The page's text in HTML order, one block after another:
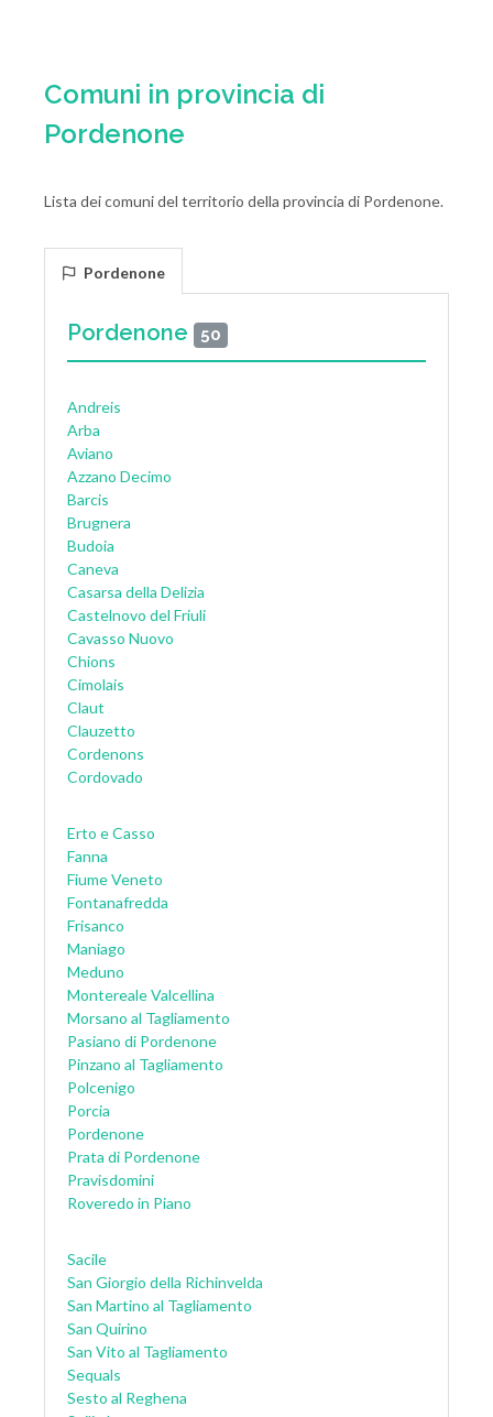
Comuni in provincia di
Pordenone
Lista dei comuni del territorio della provincia di Pordenone.
Pordenone
Pordenone 50
Andreis
Arba
Aviano
Azzano Decimo
Barcis
Brugnera
Budoia
Caneva
Casarsa della Delizia
Castelnovo del Friuli
Cavasso Nuovo
Chions
Cimolais
Claut
Clauzetto
Cordenons
Cordovado
Erto e Casso
Fanna
Fiume Veneto
Fontanafredda
Frisanco
Maniago
Meduno
Montereale Valcellina
Morsano al Tagliamento
Pasiano di Pordenone
Pinzano al Tagliamento
Polcenigo
Porcia
Pordenone
Prata di Pordenone
Pravisdomini
Roveredo in Piano
Sacile
San Giorgio della Richinvelda
San Martino al Tagliamento
San Quirino
San Vito al Tagliamento
Sequals
Sesto al Reghena